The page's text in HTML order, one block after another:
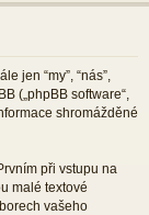
sit ro
jen “my”, “nás”,
(„phpBB software“,
shromážděné
při vstupu na
malé textové
vašeho